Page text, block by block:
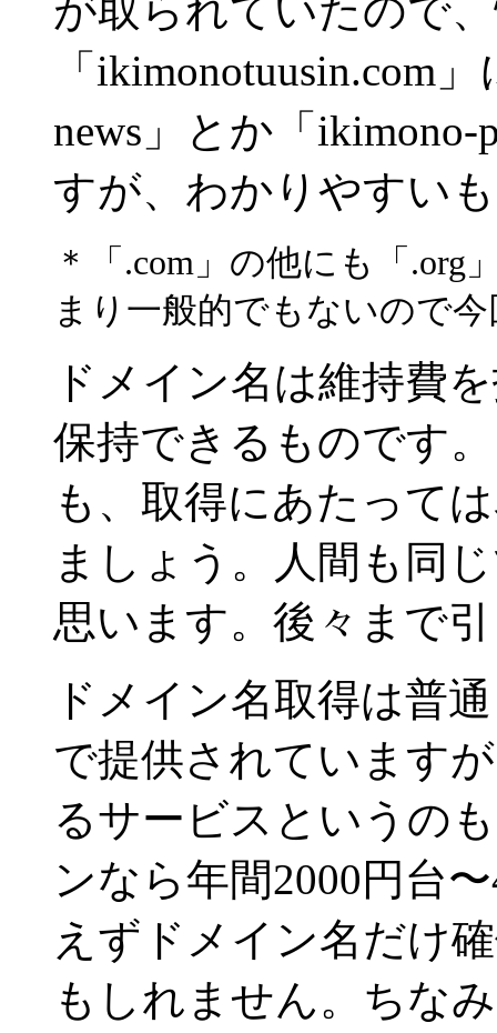
が取られていたので
「ikimonotuusin.com
news」とか「
すが、わかりやすい
＊「.com」の他にも「.org
まり一般的でもないので
ドメイン名は維持費
保持できるものです
も、取得にあたって
ましょう。人間も同
思います。後々まで
ドメイン名取得は普
で提供されています
るサービスというの
ンなら年間2000円台
えずドメイン名だけ
もしれません。ちな